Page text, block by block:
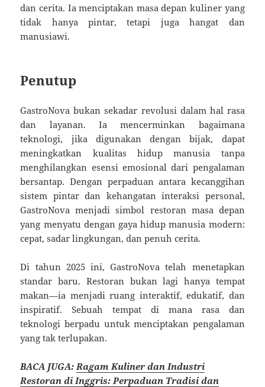
dan cerita. Ia menciptakan masa depan kuliner yang
tidak hanya pintar, tetapi juga hangat dan
manusiawi.
Penutup
GastroNova bukan sekadar revolusi dalam hal rasa
dan layanan. Ia mencerminkan bagaimana
teknologi, jika digunakan dengan bijak, dapat
meningkatkan kualitas hidup manusia tanpa
menghilangkan esensi emosional dari pengalaman
bersantap. Dengan perpaduan antara kecanggihan
sistem pintar dan kehangatan interaksi personal,
GastroNova menjadi simbol restoran masa depan
yang menyatu dengan gaya hidup manusia modern:
cepat, sadar lingkungan, dan penuh cerita.
Di tahun 2025 ini, GastroNova telah menetapkan
standar baru. Restoran bukan lagi hanya tempat
makan—ia menjadi ruang interaktif, edukatif, dan
inspiratif. Sebuah tempat di mana rasa dan
teknologi berpadu untuk menciptakan pengalaman
yang tak terlupakan.
BACA JUGA: Ragam Kuliner dan Industri
Restoran di Inggris: Perpaduan Tradisi dan